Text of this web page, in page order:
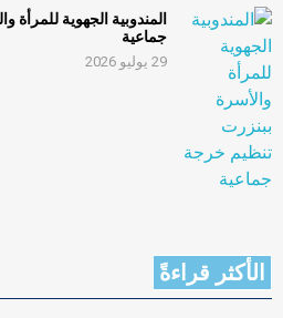
المندوبية الجهوية
جماعية
29 يوليو 2026
الأكثر قراءةً